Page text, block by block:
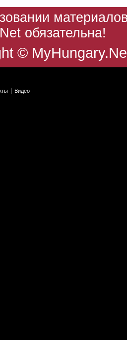
обязательна!
©
Видео